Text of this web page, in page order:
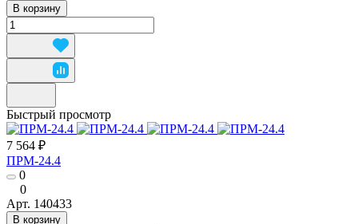
В корзину
Быстрый просмотр
7 564 ₽
ПРМ-24.4
0
0
Арт. 140433
В корзину